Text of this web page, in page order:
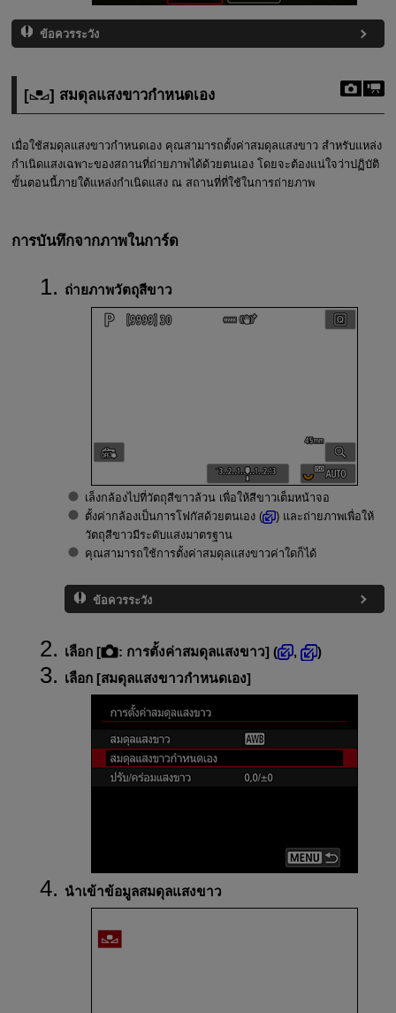
ข้อควรระวัง
[ ] สมดุลแสงขาวกำหนดเอง
เมื่อใช้สมดุลแสงขาวกำหนดเอง คุณสามารถตั้งค่าสมดุลแสงขาว สำหรับแหล่ง
กำเนิดแสงเฉพาะของสถานที่ถ่ายภาพได้ด้วยตนเอง โดยจะต้องแน่ใจว่าปฏิบัติ
ขั้นตอนนี้ภายใต้แหล่งกำเนิดแสง ณ สถานที่ที่ใช้ในการถ่ายภาพ
การบันทึกจากภาพในการ์ด
ถ่ายภาพวัตถุสีขาว
เล็งกล้องไปที่วัตถุสีขาวล้วน เพื่อให้สีขาวเต็มหน้าจอ
ตั้งค่ากล้องเป็นการโฟกัสด้วยตนเอง (
) และถ่ายภาพเพื่อให้
วัตถุสีขาวมีระดับแสงมาตรฐาน
คุณสามารถใช้การตั้งค่าสมดุลแสงขาวค่าใดก็ได้
ข้อควรระวัง
เลือก [ : การตั้งค่าสมดุลแสงขาว] ( ,
)
เลือก [สมดุลแสงขาวกำหนดเอง]
นำเข้าข้อมูลสมดุลแสงขาว